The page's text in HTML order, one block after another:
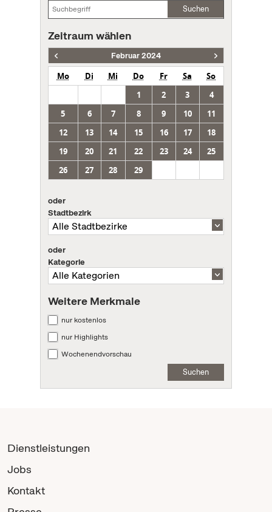
Suchen
Zeitraum wählen
Februar 2024
Mo Di Mi Do Fr Sa
So
1
2 3
4
5
6 7 8 9 10
11
12
13 14 15 16 17
18
19
20 21 22 23 24
25
26
27 28 29
oder
Stadtbezirk
oder
Kategorie
Weitere Merkmale
nur kostenlos
nur Highlights
Wochenendvorschau
Suchen
Dienstleistungen
Jobs
Kontakt